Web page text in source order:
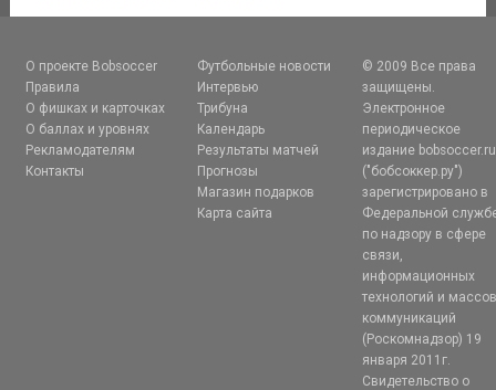
О проекте Bobsoccer
Правила
О фишках и карточках
О баллах и уровнях
Рекламодателям
Контакты
Футбольные новости
Интервью
Трибуна
Календарь
Результаты матчей
Прогнозы
Магазин подарков
Карта сайта
© 2009 Все права
защищены.
Электронное
периодическое
издание bobsoccer.ru
("бобсоккер.ру")
зарегистрировано в
Федеральной
по надзору в сфере
связи,
информационных
технологий и
коммуникаций
(Роскомнадзор) 19
января 2011г.
Свидетельство о